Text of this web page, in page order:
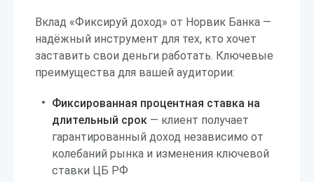
Вклад «Фиксируй доход» от Норвик Банка —
надёжный инструмент для тех, кто хочет
заставить свои деньги работать. Ключевые
преимущества для вашей аудитории:
Фиксированная процентная ставка на
длительный срок — клиент получает
гарантированный доход независимо от
колебаний рынка и изменения ключевой
ставки ЦБ РФ